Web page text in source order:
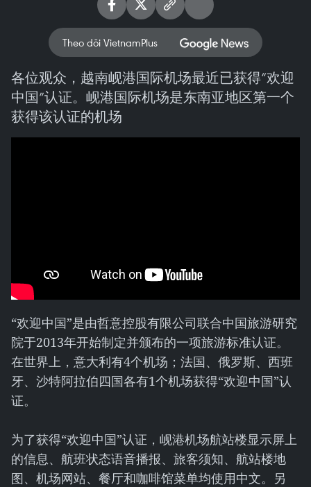
Theo dõi VietnamPlus
各位观众，越南岘港国际机场最近已获得“欢迎
中国”认证。岘港国际机场是东南亚地区第一个
获得该认证的机场
“欢迎中国”是由哲意控股有限公司联合中国旅游研究
院于2013年开始制定并颁布的一项旅游标准认证。
在世界上，意大利有4个机场；法国、俄罗斯、西班
牙、沙特阿拉伯四国各有1个机场获得“欢迎中国”认
证。
为了获得“欢迎中国”认证，岘港机场航站楼显示屏上
的信息、航班状态语音播报、旅客须知、航站楼地
图、机场网站、餐厅和咖啡馆菜单均使用中文。另